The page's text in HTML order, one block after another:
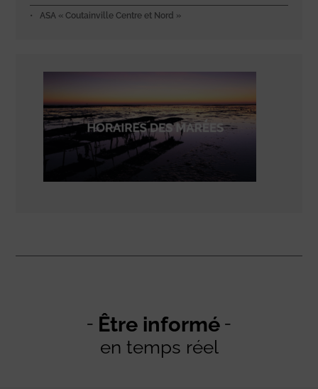
ASA « Coutainville Centre et Nord »
Être informé
en temps réel